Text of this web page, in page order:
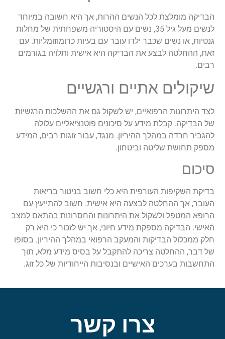
הבדיקה מומלצת לכל הנשים ההרות, אך היא חשובה במיוחד
לנשים מעל גיל 35, נשים עם היסטוריה משפחתית של מחלות
גנטיות, או נשים שכבר ילדו עובר עם בעיות כרומוזומליות. עם
זאת, ההחלטה לבצע את הבדיקה היא אישית ותלויה בגורמים
רבים.
שיקולים אתיים ורגשיים
לצד היתרונות הרפואיים, יש לשקול גם את ההשלכות הרגשיות
של הבדיקה. קבלת מידע על סיכונים פוטנציאליים עלולה
להגביר חרדה במהלך ההיריון. מנגד, עבור זוגות רבים, המידע
מספק תחושת שליטה וביטחון.
סיכום
בדיקת השקיפות העורפית היא כלי חשוב בניטור בריאות
העובר, אך ההחלטה לבצעה היא אישית. חשוב להתייעץ עם
הרופא המטפל ולשקול את היתרונות והחסרונות בהתאם למצב
האישי. הבדיקה מספקת מידע חיוני, אך יש לזכור כי היא רק
חלק ממכלול הבדיקות והמעקב הרפואי במהלך ההיריון. בסופו
של דבר, ההחלטה צריכה להתקבל על בסיס מידע מלא, תוך
התחשבות בערכים האישיים ובנסיבות הייחודיות של כל זוג.
צרו קשר